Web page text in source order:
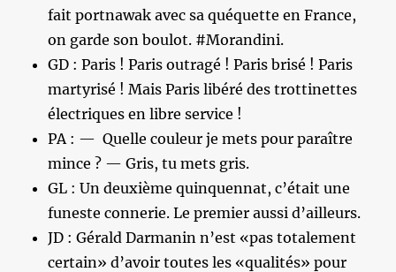
fait portnawak avec sa quéquette en France,
on garde son boulot. #Morandini.
GD : Paris ! Paris outragé ! Paris brisé ! Paris
martyrisé ! Mais Paris libéré des trottinettes
électriques en libre service !
PA : — Quelle couleur je mets pour paraître
mince ? — Gris, tu mets gris.
GL : Un deuxième quinquennat, c’était une
funeste connerie. Le premier aussi d’ailleurs.
JD : Gérald Darmanin n’est «pas totalement
certain» d’avoir toutes les «qualités» pour